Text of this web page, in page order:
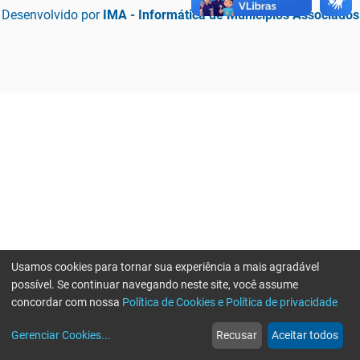
Desenvolvido por IMA - Informática de Municípios Associados
web
Notícias
more_horiz
Mais
Usamos cookies para tornar sua experiência a mais agradável
possível. Se continuar navegando neste site, você assume
concordar com nossa Política de Cookies e Política de privacidade
Gerenciar Cookies... Recusar Aceitar todos
Erro ao enviar informações, por favor tente novamente